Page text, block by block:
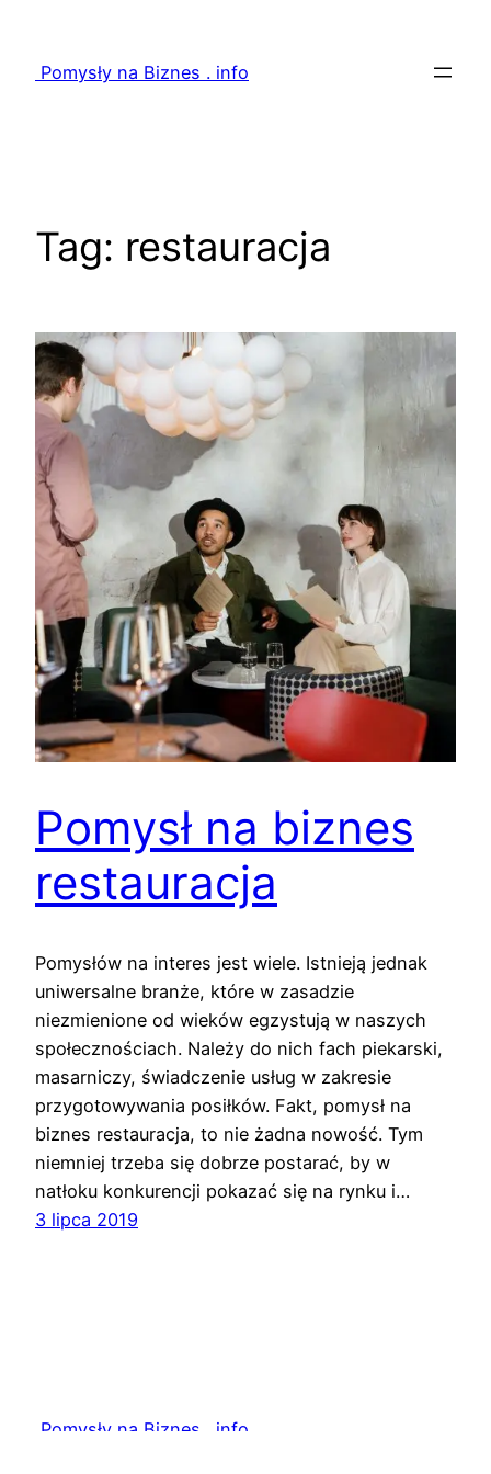
treściPomysły na Biznes . info
Tag: restauracja
Pomysł na biznes
restauracja
Pomysłów na interes jest wiele. Istnieją jednak
uniwersalne branże, które w zasadzie
niezmienione od wieków egzystują w naszych
społecznościach. Należy do nich fach piekarski,
masarniczy, świadczenie usług w zakresie
przygotowywania posiłków. Fakt, pomysł na
biznes restauracja, to nie żadna nowość. Tym
niemniej trzeba się dobrze postarać, by w
natłoku konkurencji pokazać się na rynku i…
3 lipca 2019
Pomysły na Biznes . info